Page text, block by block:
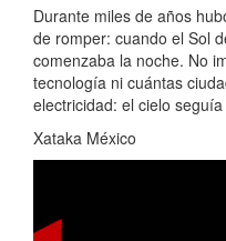
Durante miles de años
de romper: cuando el Sol
comenzaba la noche. No
tecnología ni cuántas
electricidad: el cielo
Xataka México